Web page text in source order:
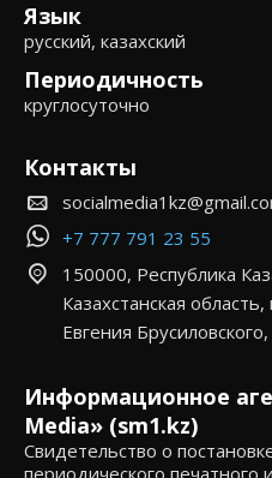
Язык
русский, казахский
Периодичность
круглосуточно
Контакты
+7 777 791 23 55
150000, Республика
Казахстанская
Евгения
Информационное
Media» (sm1.kz)
Свидетельство о